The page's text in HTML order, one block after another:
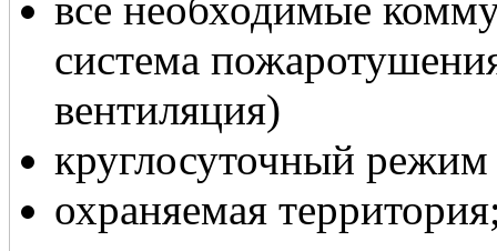
система
вентиляция)
круглосуточный
охраняемая